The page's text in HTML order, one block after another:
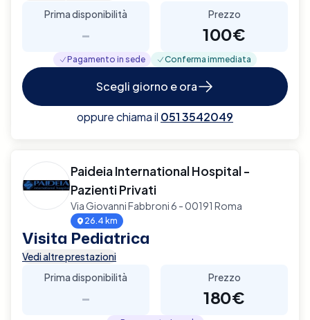
Prima disponibilità
-
Prezzo
100€
Pagamento in sede Conferma immediata
Scegli giorno e ora
oppure chiama il 051 3542049
Paideia International Hospital -
Pazienti Privati
Via Giovanni Fabbroni 6 - 00191 Roma
26.4 km
Visita Pediatrica
Vedi altre prestazioni
Prima disponibilità
-
Prezzo
180€